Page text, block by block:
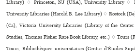
Library) ♢ Princeton, NJ (USA), University Library ♢
University Libraries (Harold B. Lee Library) ♢ Rostock
(Ca), Victoria University Libraries (Library of the Center
Studies, Thomas Fisher Rare Book Library, etc.) ♢ Tours
Tours, Bibliothèques uni­ver­si­tai­res (Centre d’Études